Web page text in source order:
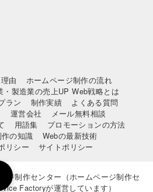
由
ホームページ制作の流れ
・製造業の売上UP Web戦略とは
ラン 制作実績
よくある質問
運営会社
メール無料相談
用語集
プロモーションの方法
の知識
Webの最新技術
リシー
サイトポリシー
ジ制作センター（ホームページ制作セ
Factoryが運営しています）